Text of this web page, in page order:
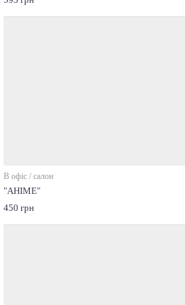
В офіс / салон
"АНІМЕ"
450 грн